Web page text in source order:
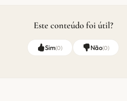
Este conteúdo foi útil?
Sim(0) Não(0)